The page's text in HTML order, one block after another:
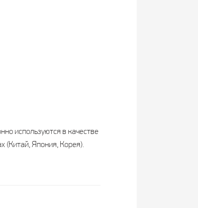
используются в качестве
(Китай, Япония, Корея).